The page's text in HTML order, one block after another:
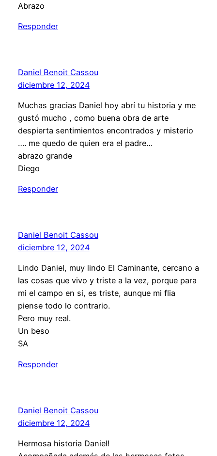
Abrazo
Responder
Daniel Benoit Cassou
diciembre 12, 2024
Muchas gracias Daniel hoy abrí tu historia y me
gustó mucho , como buena obra de arte
despierta sentimientos encontrados y misterio
…. me quedo de quien era el padre…
abrazo grande
Diego
Responder
Daniel Benoit Cassou
diciembre 12, 2024
Lindo Daniel, muy lindo El Caminante, cercano a
las cosas que vivo y triste a la vez, porque para
mi el campo en si, es triste, aunque mi flia
piense todo lo contrario.
Pero muy real.
Un beso
SA
Responder
Daniel Benoit Cassou
diciembre 12, 2024
Hermosa historia Daniel!